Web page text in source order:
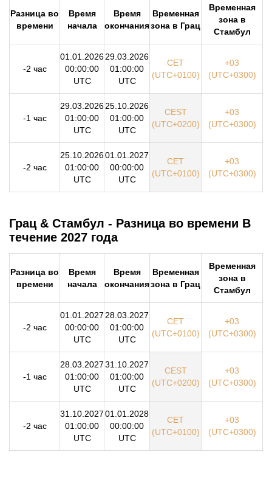
Разница во
времени
Время
начала
Время
окончания
Временная
зона в Грац
Временная
зона в
Стамбул
-2 час
01.01.2026
00:00:00
UTC
29.03.2026
01:00:00
UTC
CET
(UTC+0100)
+03
(UTC+0300)
-1 час
29.03.2026
01:00:00
UTC
25.10.2026
01:00:00
UTC
CEST
(UTC+0200)
+03
(UTC+0300)
-2 час
25.10.2026
01:00:00
UTC
01.01.2027
00:00:00
UTC
CET
(UTC+0100)
+03
(UTC+0300)
Грац & Стамбул - Разница во времени В
течение 2027 года
Разница во
времени
Время
начала
Время
окончания
Временная
зона в Грац
Временная
зона в
Стамбул
-2 час
01.01.2027
00:00:00
UTC
28.03.2027
01:00:00
UTC
CET
(UTC+0100)
+03
(UTC+0300)
-1 час
28.03.2027
01:00:00
UTC
31.10.2027
01:00:00
UTC
CEST
(UTC+0200)
+03
(UTC+0300)
-2 час
31.10.2027
01:00:00
UTC
01.01.2028
00:00:00
UTC
CET
(UTC+0100)
+03
(UTC+0300)